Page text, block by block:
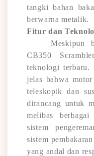
tangki bahan
berwarna metalik.
Fitur dan
Meskipun
CB350
teknologi terbaru.
jelas bahwa
teleskopik dan
dirancang untuk
melibas
sistem
sistem
yang andal dan